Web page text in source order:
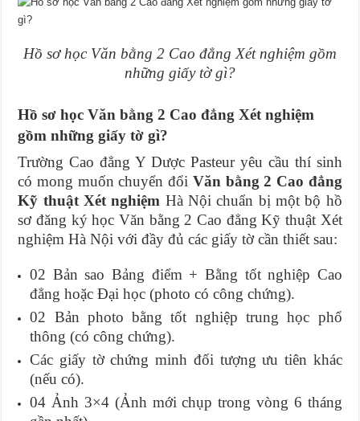
Hồ sơ học Văn bằng 2 Cao đẳng Xét nghiệm gồm
những giấy tờ gì?
Hồ sơ học Văn bằng 2 Cao đẳng Xét nghiệm
gồm những giấy tờ gì?
Trường Cao đẳng Y Dược Pasteur yêu cầu thí sinh
có mong muốn chuyển đổi Văn bằng 2 Cao đẳng
Kỹ thuật Xét nghiệm Hà Nội chuẩn bị một bộ hồ
sơ đăng ký học Văn bằng 2 Cao đẳng Kỹ thuật Xét
nghiệm Hà Nội với đầy đủ các giấy tờ cần thiết sau:
02 Bản sao Bảng điểm + Bằng tốt nghiệp Cao
đẳng hoặc Đại học (photo có công chứng).
02 Bản photo bằng tốt nghiệp trung học phổ
thông (có công chứng).
Các giấy tờ chứng minh đối tượng ưu tiên khác
(nếu có).
04 Ảnh 3×4 (Ảnh mới chụp trong vòng 6 tháng